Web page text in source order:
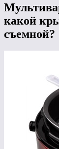
какой
съемной?